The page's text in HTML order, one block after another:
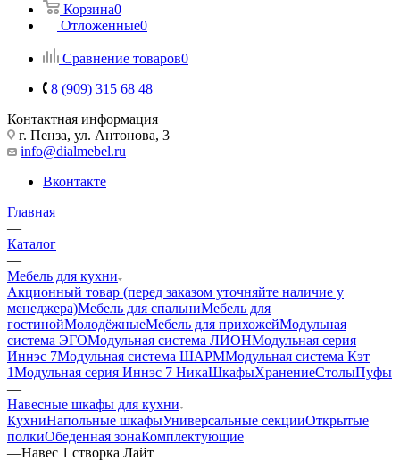
Корзина0
Отложенные0
Сравнение товаров0
8 (909) 315 68 48
Контактная информация
г. Пенза, ул. Антонова, 3
info@dialmebel.ru
Вконтакте
Главная
—
Каталог
—
Мебель для кухни
Акционный товар (перед заказом уточняйте наличие у
менеджера)Мебель для спальниМебель для
гостинойМолодёжныеМебель для прихожейМодульная
система ЭГОМодульная система ЛИОНМодульная серия
Иннэс 7Модульная система ШАРММодульная система Кэт
1Модульная серия Иннэс 7 НикаШкафыХранениеСтолыПуфы
—
Навесные шкафы для кухни
КухниНапольные шкафыУниверсальные секцииОткрытые
полкиОбеденная зонаКомплектующие
—Навес 1 створка Лайт